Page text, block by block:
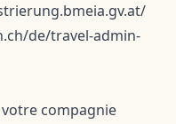
de/travel-admin-
compagnie